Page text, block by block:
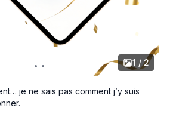
1 / 2
je ne sais pas comment j’y suis